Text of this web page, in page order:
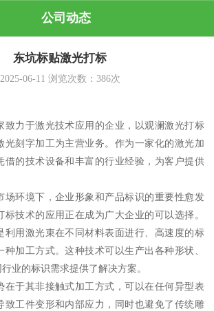
公司动态
东坑标贴激光打标
2025-06-11 浏览次数： 386次
致力于激光技术应用的企业，以观澜激光打标
光刻字加工为主营业务。作为一家化的激光加
借的技术设备和丰富的行业经验，为客户提供
场环境下，企业形象和产品标识的重要性愈发
标技术的应用正在成为广大企业的可以选择。
利用激光束在不同材料表面进行、高速度的标
加工方式。这种技术可以生产出各种形状、
业的标识需求提供了解决方案。
在于其非接触式加工方式，可以在任何异型表
致工件变形和内部应力，同时也避免了传统雕